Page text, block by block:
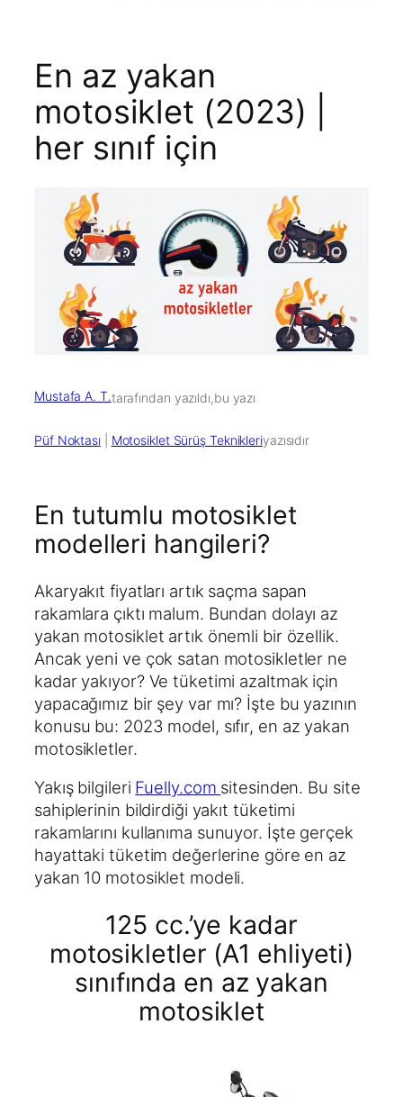
En az yakan
motosiklet (2023) |
her sınıf için
Mustafa A. T.tarafından yazıldı,bu yazı
Püf Noktası Motosiklet Sürüş Teknikleriyazısıdır
En tutumlu motosiklet
modelleri hangileri?
Akaryakıt fiyatları artık saçma sapan
rakamlara çıktı malum. Bundan dolayı az
yakan motosiklet artık önemli bir özellik.
Ancak yeni ve çok satan motosikletler ne
kadar yakıyor? Ve tüketimi azaltmak için
yapacağımız bir şey var mı? İşte bu yazının
konusu bu: 2023 model, sıfır, en az yakan
motosikletler.
Yakış bilgileri Fuelly.com sitesinden. Bu site
sahiplerinin bildirdiği yakıt tüketimi
rakamlarını kullanıma sunuyor. İşte gerçek
hayattaki tüketim değerlerine göre en az
yakan 10 motosiklet modeli.
125 cc.’ye kadar
motosikletler (A1 ehliyeti)
sınıfında en az yakan
motosiklet